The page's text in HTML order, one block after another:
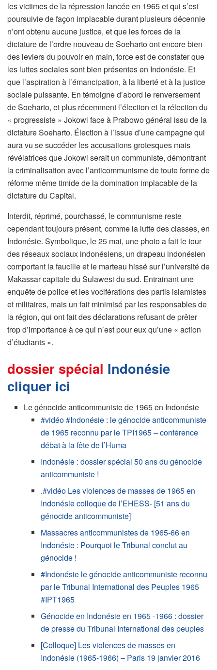
les victimes de la répression lancée en 1965 et qui s’est
poursuivie de façon implacable durant plusieurs décennie
n’ont obtenu aucune justice, et que les forces de la
dictature de l’ordre nouveau de Soeharto ont encore bien
des leviers du pouvoir en main, force est de constater que
les luttes sociales sont bien présentes en Indonésie. Et
que l’aspiration à l’émancipation, à la liberté et à la justice
sociale puissante. En témoigne d’abord le renversement
de Soeharto, et plus récemment l’élection et la rélection du
« progressiste » Jokowi face à Prabowo général issu de la
dictature Soeharto. Élection à l’issue d’une campagne qui
aura vu se succéder les accusations grotesques mais
révélatrices que Jokowi serait un communiste, démontrant
la criminalisation avec l’anticommunisme de toute forme de
réforme même timide de la domination implacable de la
dictature du Capital.
Interdit, réprimé, pourchassé, le communisme reste
cependant toujours présent, comme la lutte des classes, en
Indonésie. Symbolique, le 25 mai, une photo a fait le tour
des réseaux sociaux indonésiens, un drapeau indonésien
comportant la faucille et le marteau hissé sur l’université de
Makassar capitale du Sulawesi du sud. Entrainant une
enquête de police et les vociférations des partis islamistes
et militaires, mais un fait minimisé par les responsables de
la région, qui ont fait des déclarations refusant de prêter
trop d’importance à ce qui n’est pour eux qu’une « action
d’étudiants ».
dossier spécial Indonésie
cliquer ici
Le génocide anticommuniste de 1965 en Indonésie
#vidéo #Indonésie : le génocide anticommuniste
de 1965 reconnu par le TPI1965 – conférence
débat à la fête de l’Huma
Indonésie : dossier spécial 50 ans du génocide
anticommuniste !
.#vidéo Les violences de masses de 1965 en
Indonésie colloque de l’EHESS- [51 ans du
génocide anticommuniste]
Massacres anticommunistes de 1965-66 en
Indonésie : Pourquoi le Tribunal conclut au
génocide !
#Indonésie le génocide anticommuniste reconnu
par le Tribunal International des Peuples 1965
#IPT1965
Génocide en Indonésie en 1965 -1966 : dossier
de presse du Tribunal International des peuples
[Colloque] Les violences de masses en
Indonésie (1965-1966) – Paris 19 janvier 2016